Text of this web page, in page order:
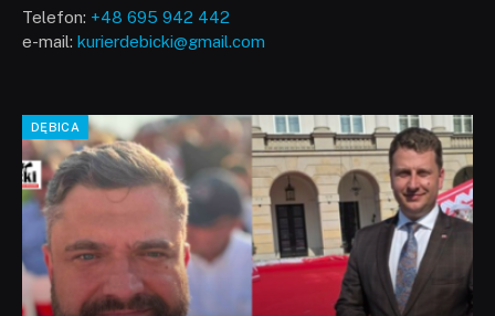
Telefon: +48 695 942 442
e-mail: kurierdebicki@gmail.com
DĘBICA